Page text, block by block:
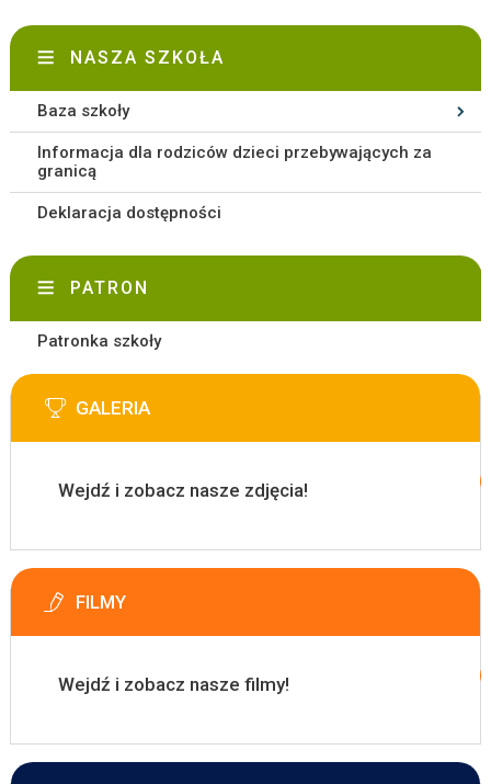
NASZA SZKOŁA
Baza szkoły
Informacja dla rodziców dzieci przebywających za
granicą
Deklaracja dostępności
PATRON
Patronka szkoły
GALERIA
Wejdź i zobacz nasze zdjęcia!
FILMY
Wejdź i zobacz nasze filmy!